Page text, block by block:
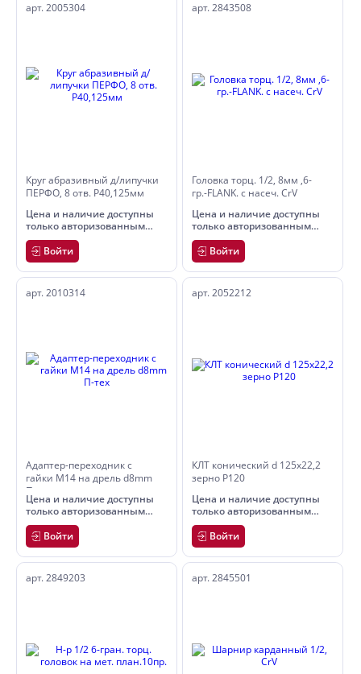
арт. 2005304
Круг абразивный д/липучки
ПЕРФО, 8 отв. Р40,125мм
Цена и наличие доступны
только авторизованным
пользователям
Войти
арт. 2843508
Головка торц. 1/2, 8мм ,6-
гр.-FLANK. с насеч. CrV
Цена и наличие доступны
только авторизованным
пользователям
Войти
арт. 2010314
Адаптер-переходник с
гайки М14 на дрель d8mm
П-тех
Цена и наличие доступны
только авторизованным
пользователям
Войти
арт. 2052212
КЛТ конический d 125х22,2
зерно Р120
Цена и наличие доступны
только авторизованным
пользователям
Войти
арт. 2849203 арт. 2845501